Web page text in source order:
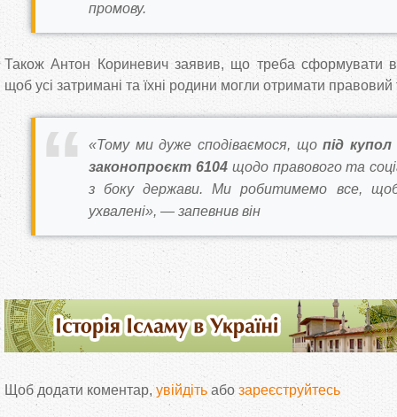
промову.
Також Антон Кориневич заявив, що треба сформувати
щоб усі затримані та їхні родини могли отримати правовий
«Тому ми дуже сподіваємося, щопід
законопроєкт 6104 щодо правового та
з боку держави. Ми робитимемо все, щоб
ухвалені», — запевнив він
Щоб додати коментар,увійдітьабо зареєструйтесь